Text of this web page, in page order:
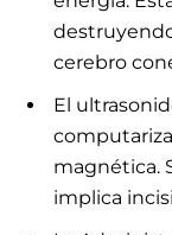
cerebro
El
magnética.
implica